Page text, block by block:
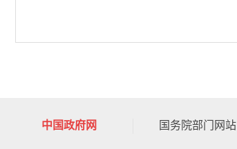
中国政府网 国务院部门网站